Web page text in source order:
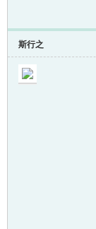
斯行之